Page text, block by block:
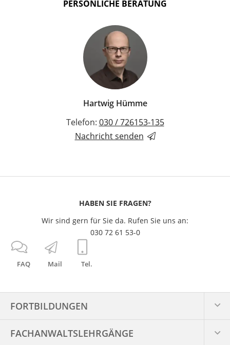
PERSÖNLICHE BERATUNG
Hartwig Hümme
Telefon: 030 / 726153-135
Nachricht senden
FAQ Mail Tel.
HABEN SIE FRAGEN?
Wir sind gern für Sie da. Rufen Sie uns an:
030 72 61 53-0
FORTBILDUNGEN
FACHANWALTS­LEHRGÄNGE